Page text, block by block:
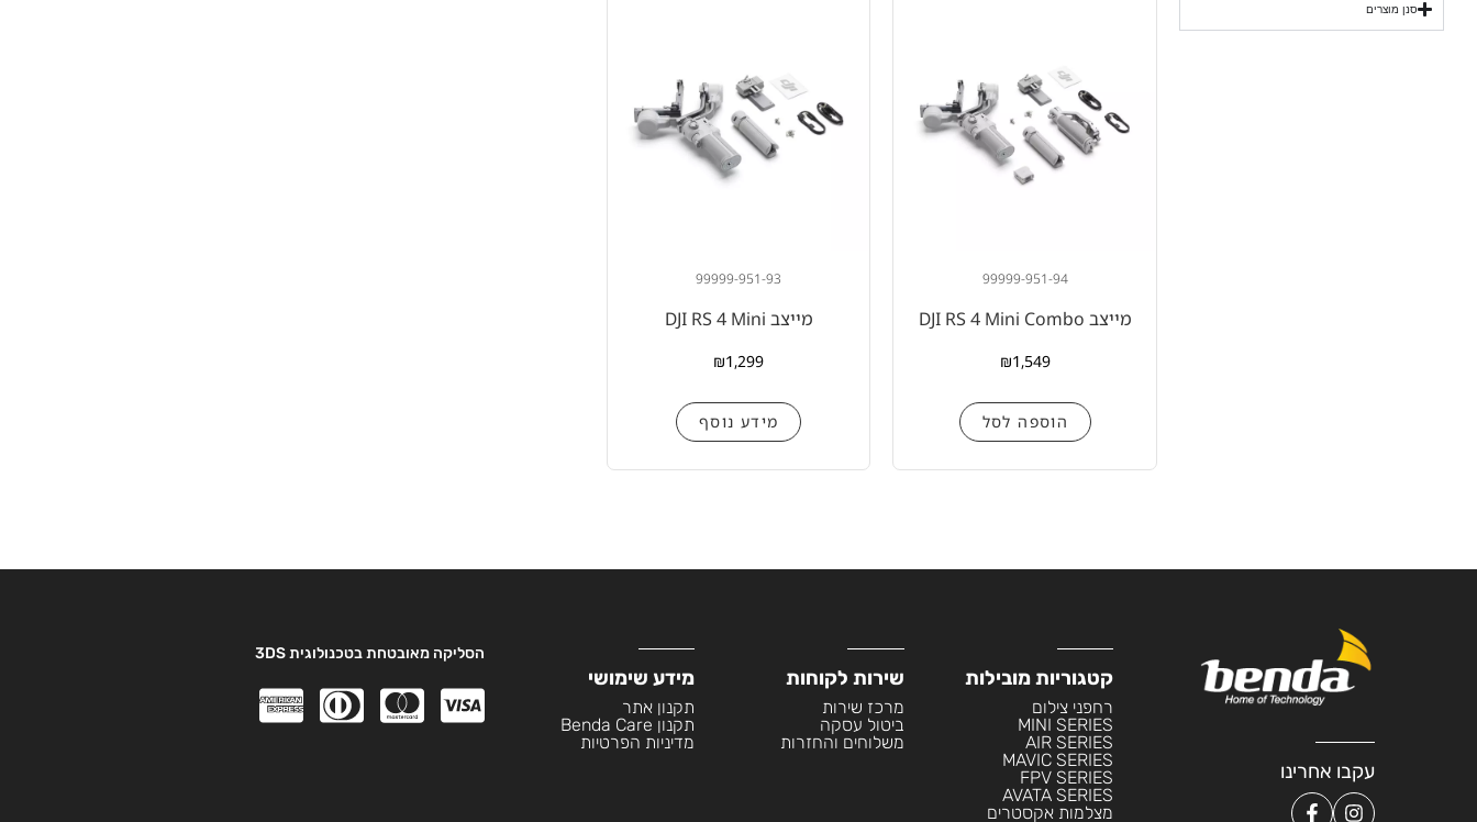
סנן מוצרים
99999-951-94
מייצב DJI RS 4 Mini Combo
₪1,549
הוספה לסל
99999-951-93
מייצב DJI RS 4 Mini
₪1,299
מידע נוסף
עקבו אחרינו
קטגוריות מובילות
רחפני צילום
MINI SERIES
AIR SERIES
MAVIC SERIES
FPV SERIES
AVATA SERIES
מצלמות אקסטרים
שירות לקוחות
מרכז שירות
ביטול עסקה
משלוחים והחזרות
מידע שימושי
תקנון אתר
תקנון Benda Care
מדיניות הפרטיות
הסליקה מאובטחת בטכנולוגית 3DS